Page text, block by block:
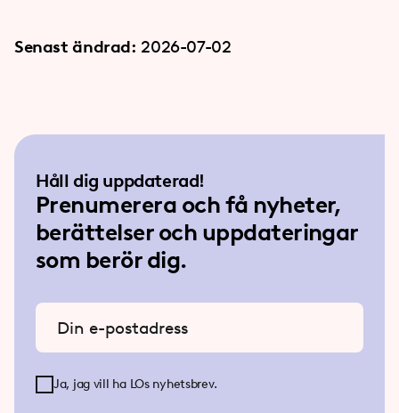
Senast ändrad: 2026-07-02
Håll dig uppdaterad!
Prenumerera och få nyheter,
berättelser och uppdateringar
som berör dig.
Ange din e-postadress
Ja, jag vill ha LOs nyhetsbrev.